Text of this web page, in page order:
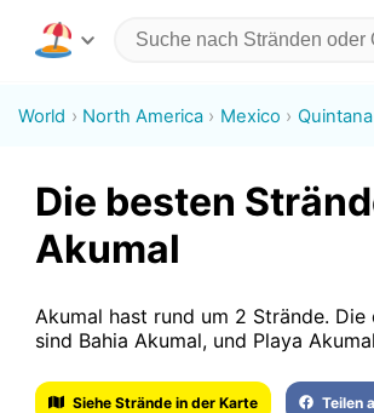
World North America Mexico
Die besten
Akumal
Akumal hast rund um 2 Strände. Die
sind Bahia Akumal, und Playa
Siehe Strände in der Karte Teilen